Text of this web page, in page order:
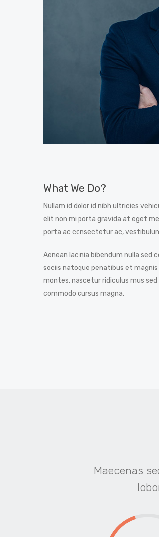
What We Do?
Nullam id dolor id nibh ultricies
elit non mi porta gravida at eget
porta ac consectetur ac,
Aenean lacinia bibendum nulla sed
sociis natoque penatibus et
montes, nascetur ridiculus mus sed
commodo cursus magna.
Maecenas